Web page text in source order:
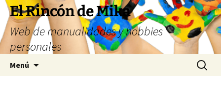
Saltar
contenido
El Rincón de Mika
Web de manualidades y hobbies
personales
Menú Buscar: